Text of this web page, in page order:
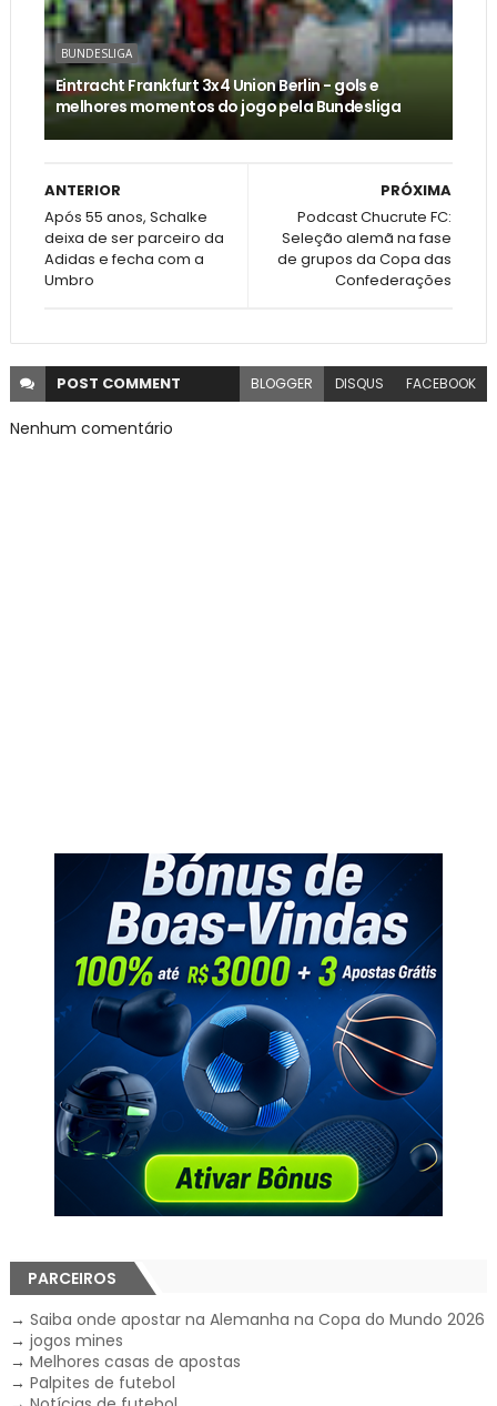
BUNDESLIGA
Eintracht Frankfurt 3x4 Union Berlin - gols e
melhores momentos do jogo pela Bundesliga
PRÓXIMA
Podcast Chucrute FC:
Seleção alemã na fase
de grupos da Copa das
Confederações
ANTERIOR
Após 55 anos, Schalke
deixa de ser parceiro da
Adidas e fecha com a
Umbro
POST COMMENT BLOGGER DISQUS FACEBOOK
Nenhum comentário
PARCEIROS
→ Saiba onde apostar na Alemanha na Copa do Mundo 2026
→ jogos mines
→ Melhores casas de apostas
→ Palpites de futebol